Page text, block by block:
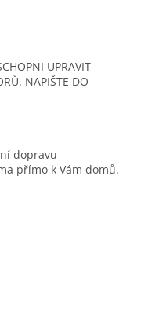
UPRAVIT
NAPIŠTE DO
dopravu
přímo k Vám domů.